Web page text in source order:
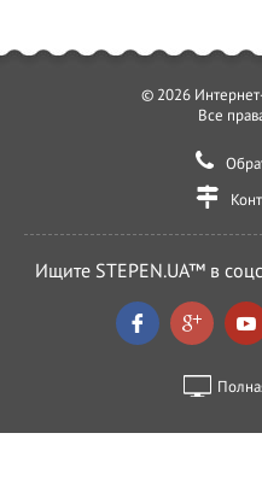
© 2026
Все
Ищите STEPEN.UA™ в